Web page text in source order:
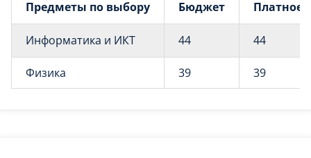
Предметы по выбору Бюджет Платное
Информатика и ИКТ 44 44
Физика 39 39